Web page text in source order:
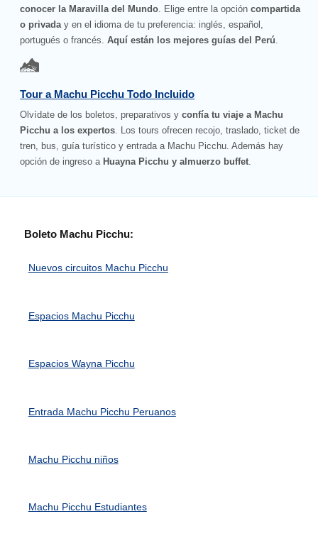
conocer la Maravilla del Mundo . Elige entre la opcióncompartida
o privada y en el idioma de tu preferencia: inglés, español,
portugués o francés.Aquí están los mejores guías del Perú
Tour a Machu Picchu Todo Incluido
Olvídate de los boletos, preparativos yconfía tu viaje a Machu
Picchu a los expertos . Los tours ofrecen recojo, traslado, ticket de
tren, bus, guía turístico y entrada a Machu Picchu. Además hay
opción de ingreso a Huayna Picchu y almuerzo buffet
Boleto Machu Picchu:
Nuevos circuitos Machu Picchu
Espacios Machu Picchu
Espacios Wayna Picchu
Entrada Machu Picchu Peruanos
Machu Picchu niños
Machu Picchu Estudiantes